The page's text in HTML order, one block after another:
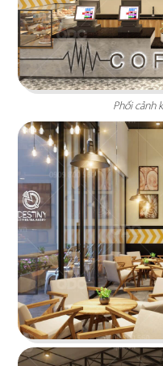
Highlands
công sở hữu
cùng phong cách
Phối cảnh